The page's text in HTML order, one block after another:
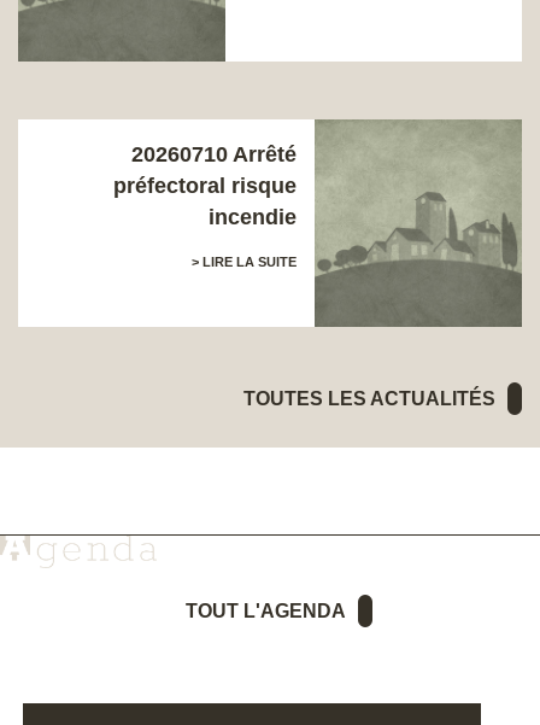
20260710 Arrêté
préfectoral risque
incendie
> LIRE LA SUITE
TOUTES LES ACTUALITÉS
TOUT L'AGENDA